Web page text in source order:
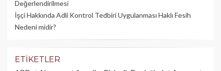
Değerlendirilmesi
İşçi Hakkında Adli Kontrol Tedbiri Uygulanması Haklı Fesih
Nedeni midir?
ETIKETLER